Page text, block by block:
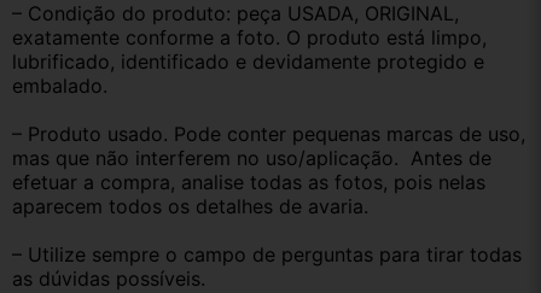
– Condição do produto: peça USADA, ORIGINAL,
exatamente conforme a foto. O produto está limpo,
lubrificado, identificado e devidamente protegido e
embalado.
– Produto usado. Pode conter pequenas marcas de uso,
mas que não interferem no uso/aplicação.  Antes de
efetuar a compra, analise todas as fotos, pois nelas
aparecem todos os detalhes de avaria.
– Utilize sempre o campo de perguntas para tirar todas
as dúvidas possíveis.